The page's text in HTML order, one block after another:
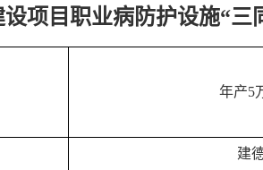
设项目职业病防护设施“三
年产5
建